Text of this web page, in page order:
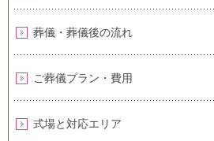
葬儀・葬儀後の流れ
ご葬儀プラン・費用
式場と対応エリア